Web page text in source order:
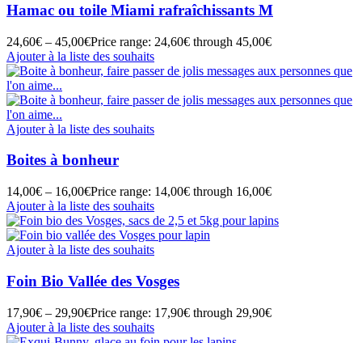
Hamac ou toile Miami rafraîchissants M
24,60€ – 45,00€Price range: 24,60€ through 45,00€
Ajouter à la liste des souhaits
Ajouter à la liste des souhaits
Boites à bonheur
14,00€ – 16,00€Price range: 14,00€ through 16,00€
Ajouter à la liste des souhaits
Ajouter à la liste des souhaits
Foin Bio Vallée des Vosges
17,90€ – 29,90€Price range: 17,90€ through 29,90€
Ajouter à la liste des souhaits